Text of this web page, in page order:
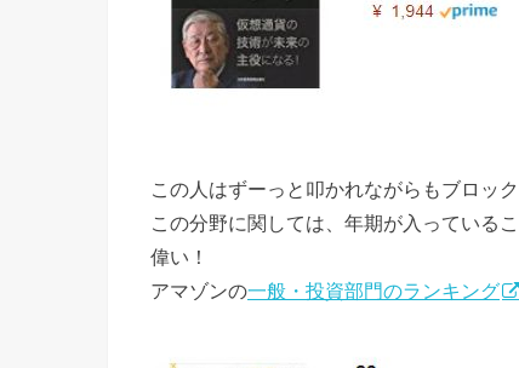
この人はずーっと叩かれながらもブロッ
この分野に関しては、年期が入っている
偉い！
アマゾンの一般・投資部門のランキング